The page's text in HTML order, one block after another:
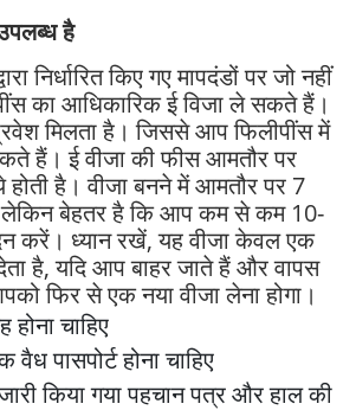
है
निर्धारित किए गए मापदंडों पर जो नहीं
का आधिकारिक ई विजा ले सकते हैं।
मिलता है। जिससे आप फिलीपींस में
हैं। ई वीजा की फीस आमतौर पर
है। वीजा बनने में आमतौर पर 7
लेकिन बेहतर है कि आप कम से कम 10-
करें। ध्यान रखें, यह वीजा केवल एक
है, यदि आप बाहर जाते हैं और वापस
फिर से एक नया वीजा लेना होगा।
चाहिए
पासपोर्ट होना चाहिए
जारी किया गया पहचान पत्र और हाल की